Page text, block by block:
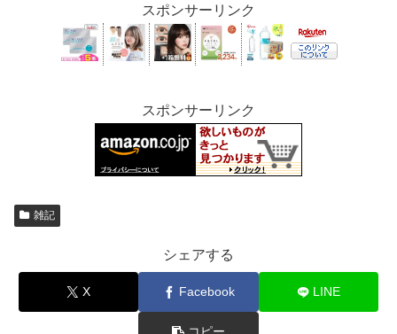
スポンサーリンク
スポンサーリンク
雑記
シェアする
X Facebook LINE